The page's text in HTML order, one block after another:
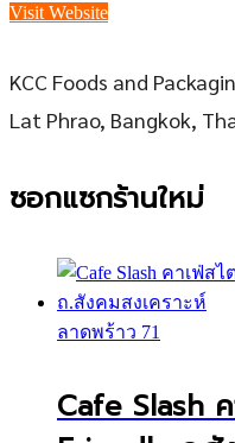
Visit Website
KCC Foods and
Lat Phrao, Bangkok,
ซอกแซกร้านใหม่
ลาดพร้าว 71
Cafe Slash